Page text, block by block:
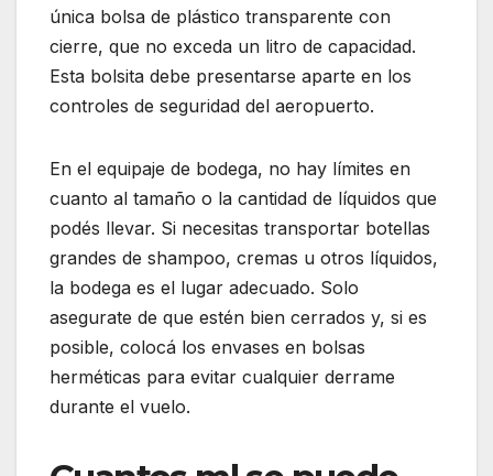
única bolsa de plástico transparente con
cierre, que no exceda un litro de capacidad.
Esta bolsita debe presentarse aparte en los
controles de seguridad del aeropuerto.
En el equipaje de bodega, no hay límites en
cuanto al tamaño o la cantidad de líquidos que
podés llevar. Si necesitas transportar botellas
grandes de shampoo, cremas u otros líquidos,
la bodega es el lugar adecuado. Solo
asegurate de que estén bien cerrados y, si es
posible, colocá los envases en bolsas
herméticas para evitar cualquier derrame
durante el vuelo.